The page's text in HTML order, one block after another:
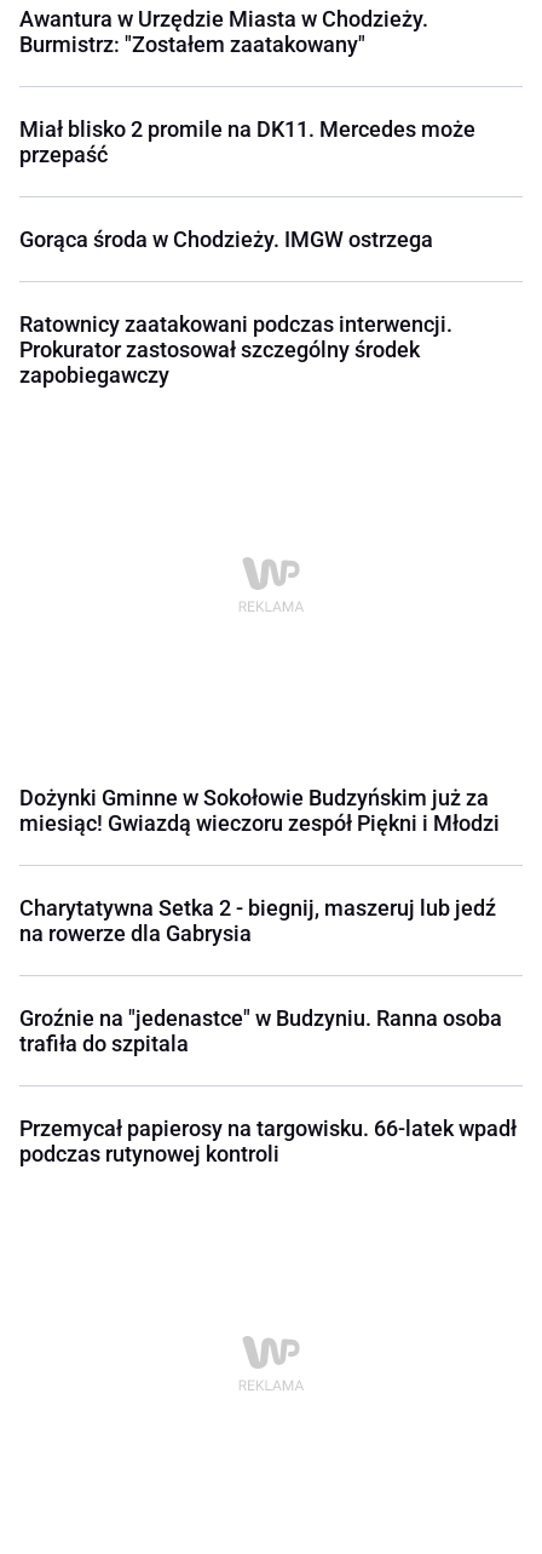
Awantura w Urzędzie Miasta w Chodzieży.
Burmistrz: "Zostałem zaatakowany"
Miał blisko 2 promile na DK11. Mercedes może
przepaść
Gorąca środa w Chodzieży. IMGW ostrzega
Ratownicy zaatakowani podczas interwencji.
Prokurator zastosował szczególny środek
zapobiegawczy
Dożynki Gminne w Sokołowie Budzyńskim już za
miesiąc! Gwiazdą wieczoru zespół Piękni i Młodzi
Charytatywna Setka 2 - biegnij, maszeruj lub jedź
na rowerze dla Gabrysia
Groźnie na "jedenastce" w Budzyniu. Ranna osoba
trafiła do szpitala
Przemycał papierosy na targowisku. 66-latek wpadł
podczas rutynowej kontroli